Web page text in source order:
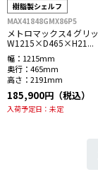
樹脂製シェルフ
MAX41848GMX86P5
メトロマックス4 グリ
W1215×D465×H21...
幅： 1215mm
奥行： 465mm
高さ： 2191mm
185,900円（税込）
入荷予定日： 未定